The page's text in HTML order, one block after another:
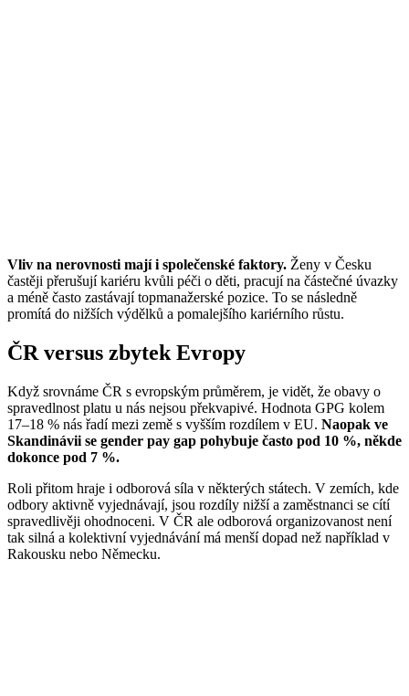
Vliv na nerovnosti mají i společenské faktory. Ženy v Česku
častěji přerušují kariéru kvůli péči o děti, pracují na částečné úvazky
a méně často zastávají topmanažerské pozice. To se následně
promítá do nižších výdělků a pomalejšího kariérního růstu.
ČR versus zbytek Evropy
Když srovnáme ČR s evropským průměrem, je vidět, že obavy o
spravedlnost platu u nás nejsou překvapivé. Hodnota GPG kolem
17–18 % nás řadí mezi země s vyšším rozdílem v EU. Naopak ve
Skandinávii se gender pay gap pohybuje často pod 10 %, někde
dokonce pod 7 %.
Roli přitom hraje i odborová síla v některých státech. V zemích, kde
odbory aktivně vyjednávají, jsou rozdíly nižší a zaměstnanci se cítí
spravedlivěji ohodnoceni. V ČR ale odborová organizovanost není
tak silná a kolektivní vyjednávání má menší dopad než například v
Rakousku nebo Německu.